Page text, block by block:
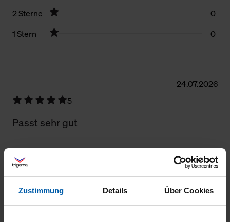
Zustimmung Details Über Cookies
2 Sterne
0
1 Stern
0
24.07.2026
5
Passt sehr gut
23.07.2026